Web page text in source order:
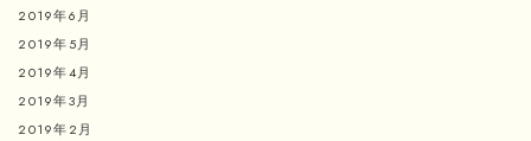
2019年6月
2019年5月
2019年4月
2019年3月
2019年2月